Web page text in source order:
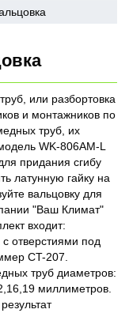
или разбортовка
и монтажников по
труб, их
WK-806AM-L
придания сгибу
латунную гайку на
вальцовку для
"Ваш Климат"
входит:
отверстиями под
CT-207.
труб диаметров:
миллиметров.